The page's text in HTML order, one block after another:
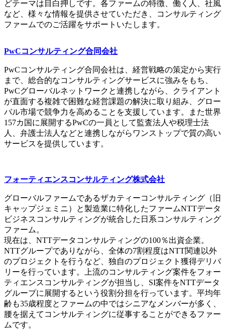
どテーマは目白押しです。各ファームの特徴、働く人、社風
など、様々な情報を提供させていただき、コンサルティング
ファームでのご活躍をサポートいたします。
PwCコンサルティング合同会社
PwCコンサルティング合同会社は、経営戦略の策定から実行
まで、総合的なコンサルティングサービスに強みをもち、
PwCグローバルネットワークと連携しながら、クライアント
が直面する複雑で困難な経営課題の解決に取り組み、グロー
バル市場で競争力を高めることを支援しています。また世界
157カ国に展開するPwCの一員として監査法人や税理士法
人、弁護士法人などと連携しながらワンストップで質の高い
サービスを提供しています。
フォーティエンスコンサルティング株式会社
グローバルファームであるザカティーコンサルティング（旧
キャップジェミニ）と製造業に特化したファームNTTデータ
ビジネスコンサルティングが統合した日系コンサルティング
ファーム。
現在は、NTTデータコンサルティングの100％出資企業。
NTTグループでありながら、全体の7割程度はNTT関連以外
のプロジェクトを行うなど、独自のプロジェクト獲得デリバ
リーを行っています。上流のコンサルティング案件をフォー
ティエンスコンサルティングが担当し、SI案件をNTTデータ
グループに展開するという役割分担を行っています。平均年
齢も35歳程度とファームの中ではシニアなメンバーが多く、
腰を据えてコンサルティングに従事することができるファー
ムです。